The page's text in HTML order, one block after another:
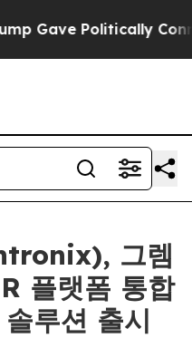
Politically Connected
그렘
플랫폼 통합
루션 출시